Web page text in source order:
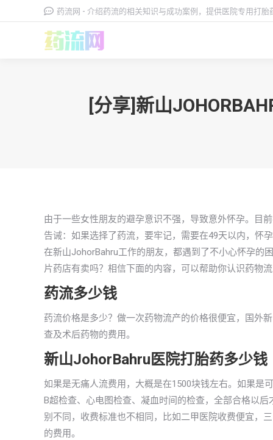
药流网 - 介绍药流的相关知识与成功案例，提供医院专用打
[分享]新山
由于一些女性朋友的避孕意识不强，导致意外怀孕。目
告诫：如果选择了药流，要牢记，需要在49天以内，怀
在新山JohorBahru工作的朋友，都遇到了不小心怀孕的
片药店有卖吗？相信下面的内容，可以帮助你认识药物
药流多少钱
药流价格是多少？做一次药物流产的价格很便宜，国外
查及术后药物的费用。
新山JohorBahru医院打胎药多少钱
如果是无痛人流费用，大概是在1500块钱左右。如果是
B超检查、心电图检查、凝血时间的检查，全部合格以
别不同，收费标准也不相同，比如二甲医院收费便宜，
的费用。